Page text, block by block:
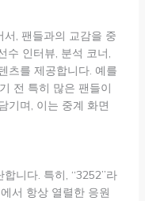
서, 팬들과의 교감을 중
수 인터뷰, 분석 코너,
츠를 제공합니다. 예를
전 특히 많은 팬들이
기며, 이는 중계 화면
니다. 특히, “3252”라
서 항상 열렬한 응원